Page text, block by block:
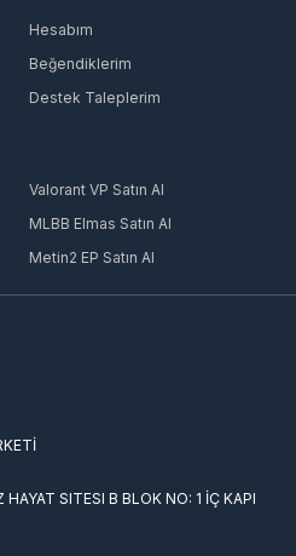
Hesabım
Beğendiklerim
Destek Taleplerim
Valorant VP Satın Al
MLBB Elmas Satın Al
Metin2 EP Satın Al
SITESI B BLOK NO: 1 İÇ KAPI